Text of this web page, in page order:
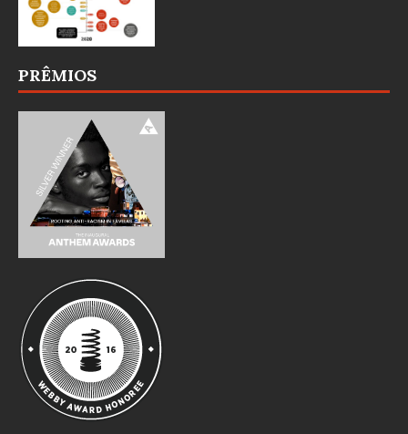
PRÊMIOS